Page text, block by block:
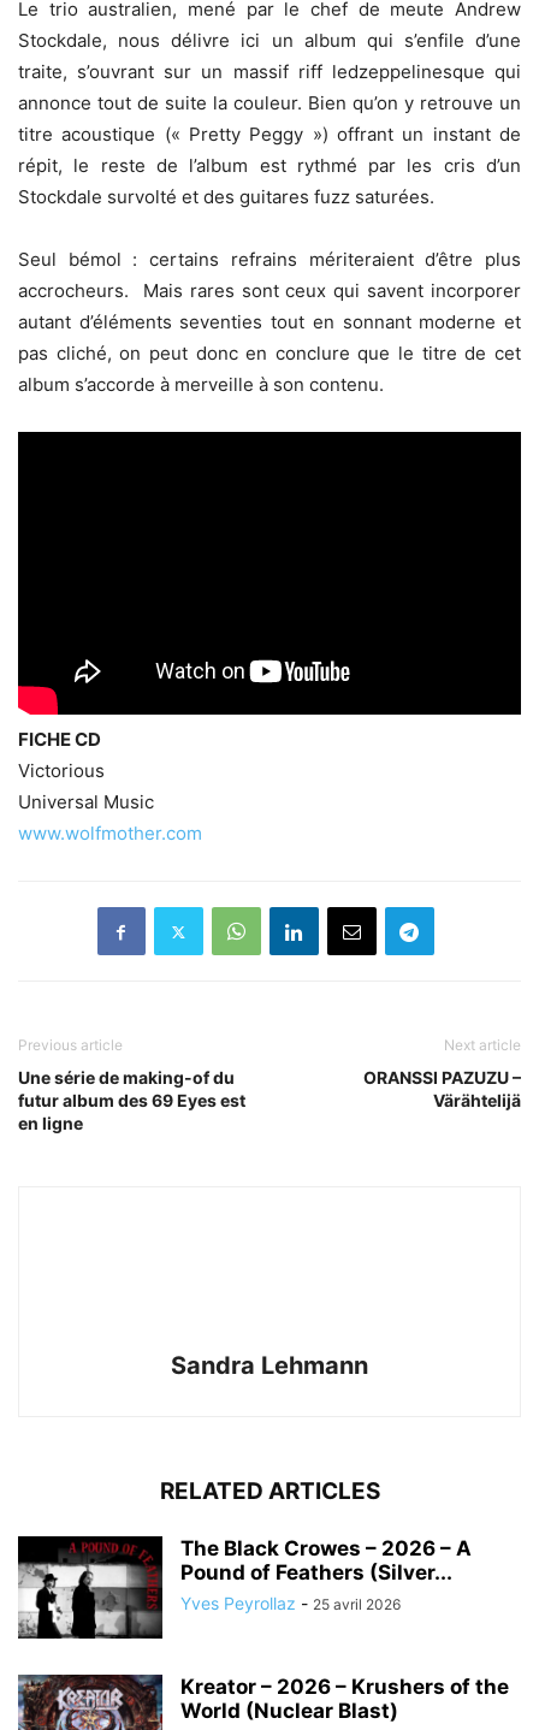
Le trio australien, mené par le chef de meute Andrew
Stockdale, nous délivre ici un album qui s’enfile d’une
traite, s’ouvrant sur un massif riff ledzeppelinesque qui
annonce tout de suite la couleur. Bien qu’on y retrouve un
titre acoustique (« Pretty Peggy ») offrant un instant de
répit, le reste de l’album est rythmé par les cris d’un
Stockdale survolté et des guitares fuzz saturées.
Seul bémol : certains refrains mériteraient d’être plus
accrocheurs. Mais rares sont ceux qui savent incorporer
autant d’éléments seventies tout en sonnant moderne et
pas cliché, on peut donc en conclure que le titre de cet
album s’accorde à merveille à son contenu.
FICHE CD
Victorious
Universal Music
www.wolfmother.com
Previous article
Une série de making-of du
futur album des 69 Eyes est
en ligne
Next article
ORANSSI PAZUZU –
Värähtelijä
Sandra Lehmann
RELATED ARTICLES
The Black Crowes – 2026 – A
Pound of Feathers (Silver...
Yves Peyrollaz - 25 avril 2026
Kreator – 2026 – Krushers of the
World (Nuclear Blast)